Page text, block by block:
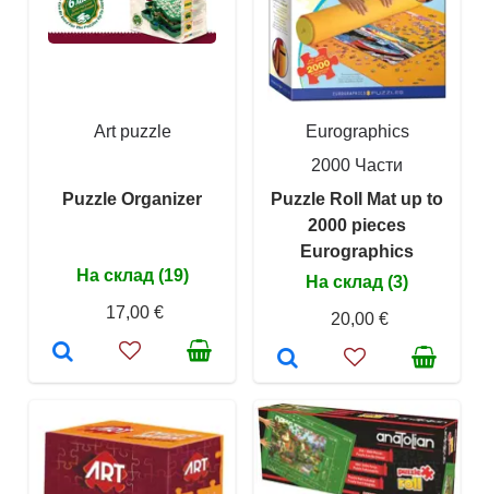
Art puzzle
Puzzle Organizer
На склад (19)
17,00 €
Eurographics
2000 Части
Puzzle Roll Mat up to
2000 pieces
Eurographics
На склад (3)
20,00 €